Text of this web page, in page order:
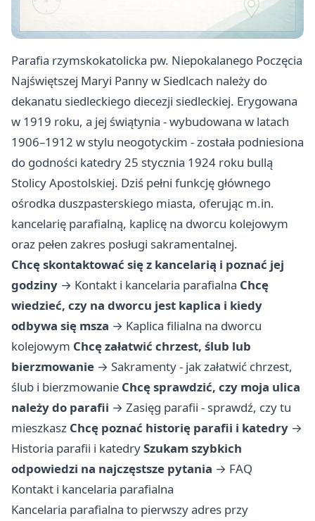
Parafia rzymskokatolicka pw. Niepokalanego Poczęcia
Najświętszej Maryi Panny w Siedlcach należy do
dekanatu siedleckiego diecezji siedleckiej. Erygowana
w 1919 roku, a jej świątynia - wybudowana w latach
1906–1912 w stylu neogotyckim - została podniesiona
do godności katedry 25 stycznia 1924 roku bullą
Stolicy Apostolskiej. Dziś pełni funkcję głównego
ośrodka duszpasterskiego miasta, oferując m.in.
kancelarię parafialną, kaplicę na dworcu kolejowym
oraz pełen zakres posługi sakramentalnej.
Chcę skontaktować się z kancelarią i poznać jej
godziny → Kontakt i kancelaria parafialna Chcę
wiedzieć, czy na dworcu jest kaplica i kiedy
odbywa się msza → Kaplica filialna na dworcu
kolejowym Chcę załatwić chrzest, ślub lub
bierzmowanie → Sakramenty - jak załatwić chrzest,
ślub i bierzmowanie Chcę sprawdzić, czy moja ulica
należy do parafii → Zasięg parafii - sprawdź, czy tu
mieszkasz Chcę poznać historię parafii i katedry →
Historia parafii i katedrySzukam szybkich
odpowiedzi na najczęstsze pytania → FAQ
Kontakt i kancelaria parafialna
Kancelaria parafialna to pierwszy adres przy